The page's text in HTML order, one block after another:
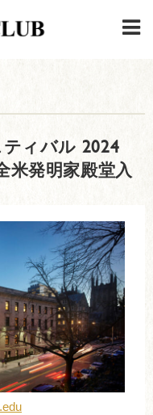
ィバル 2024
米発明家殿堂入
連絡先・駐車場
こちら
›